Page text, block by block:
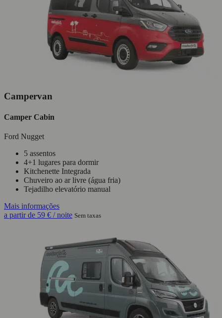
Campervan
Camper Cabin
Ford Nugget
5 assentos
4+1 lugares para dormir
Kitchenette Integrada
Chuveiro ao ar livre (água fria)
Tejadilho elevatório manual
Mais informações
a partir de 59 € / noite Sem taxas